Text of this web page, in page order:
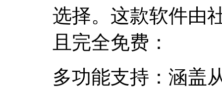
选择。这款软件由
且完全免费：
多功能支持：涵盖